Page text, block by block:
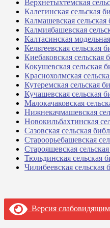
Верхнетыхтемская
Калегинская сельская
Калмашевская
Калмиябашевская
Калтасинская
Кельтеевская
Киебаковская
Кокушевская сельская
Краснохолмская
Кутеремская сельская
Кучашевская сельская
Малокачаковская
Нижнекачмашевская
Новокильбахтинская
Сазовская сельская
Староорьебашевская
Старояшевская
Тюльдинская сельская
Чилибеевская
Версия